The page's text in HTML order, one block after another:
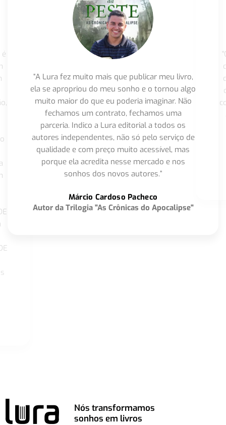
“A Lura fez muito mais que publicar meu livro,
ela se apropriou do meu sonho e o tornou algo
muito maior do que eu poderia imaginar. Não
fechamos um contrato, fechamos uma
parceria. Indico a Lura editorial a todos os
autores independentes, não só pelo serviço de
qualidade e com preço muito acessível, mas
porque ela acredita nesse mercado e nos
sonhos dos novos autores.”
Márcio Cardoso Pacheco
Autor da Trilogia "As Crônicas do Apocalipse"
Nós transformamos
sonhos em livros